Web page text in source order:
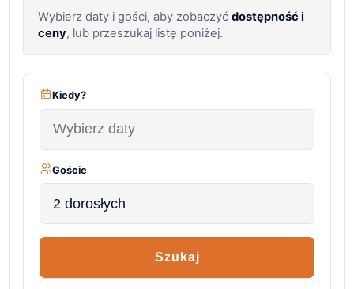
Wybierz daty i gości, aby zobaczyć dostępność i
ceny, lub przeszukaj listę poniżej.
Kiedy?
Goście
2 dorosłych
Szukaj